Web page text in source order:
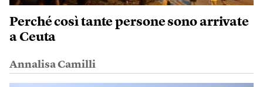
Perché così tante persone sono arrivate
a Ceuta
Annalisa Camilli